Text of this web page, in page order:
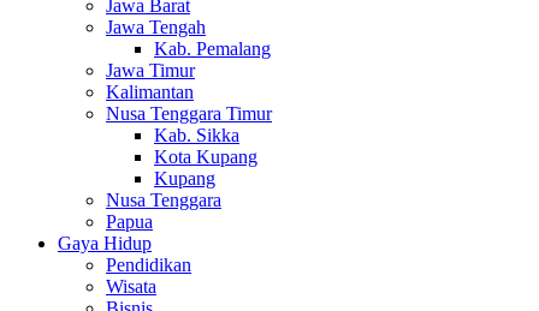
Jawa Barat
Jawa Tengah
Kab. Pemalang
Jawa Timur
Kalimantan
Nusa Tenggara Timur
Kab. Sikka
Kota Kupang
Kupang
Nusa Tenggara
Papua
Gaya Hidup
Pendidikan
Wisata